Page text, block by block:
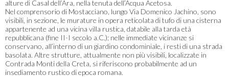
alture di Casal dell’Ara, nella tenuta dell’Acqua Acetosa.
Nel comprensorio di Mostacciano, lungo Via Domenico Jachino, sono
visibili, in sezione, le murature in opera reticolata di tufo di una cisterna
appartenente ad una vicina villa rustica, databile alla tarda età
repubblicana (fine II-I secolo a.C.); nelle immediate vicinanze si
conservano, all’interno di un giardino condominiale, i resti di una strada
basolata. Altre strutture, attualmente non più visibili, localizzate in
Contrada Monti della Creta, si riferiscono probabilmente ad un
insediamento rustico di epoca romana.